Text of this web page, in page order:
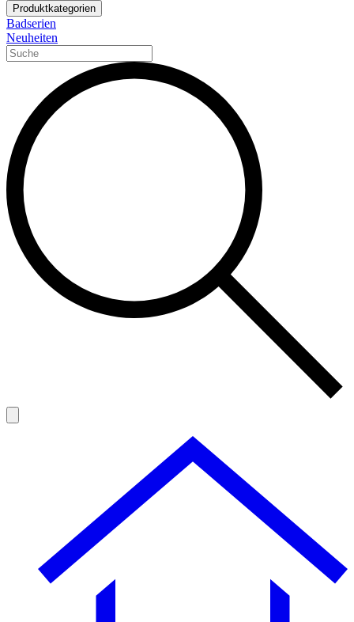
Produktkategorien
Badserien
Neuheiten